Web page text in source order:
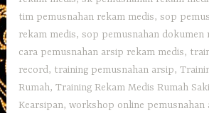
tim pemusnahan rekam medis,sop
rekam medis,sop pemusnahan dokumen
cara pemusnahan arsip rekam medis,
record, training pemusnahan arsip,
Rumah,Training Rekam Medis Rumah
Kearsipan,workshop online pemusnahan